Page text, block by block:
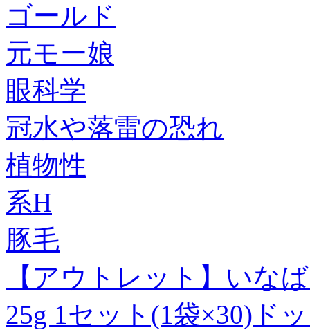
ゴールド
元モー娘
眼科学
冠水や落雷の恐れ
植物性
系H
豚毛
【アウトレット】いな
25g 1セット(1袋×30)ド